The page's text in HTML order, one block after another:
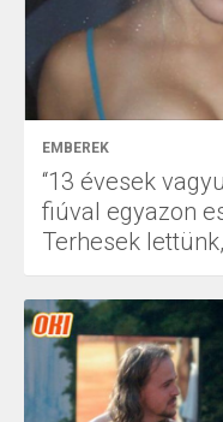
EMBEREK
“13 évesek
fiúval egyazon
Terhesek